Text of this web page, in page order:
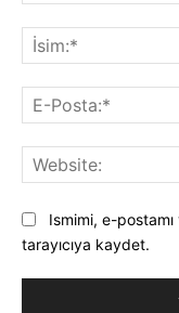
Ismimi, e-
tarayıcıya kaydet.